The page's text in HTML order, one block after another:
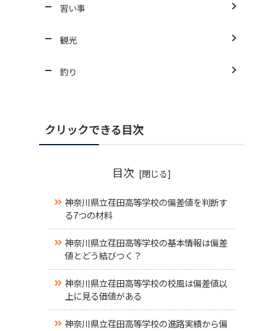
習い事
観光
釣り
クリックできる目次
目次
神奈川県立荏田高等学校の偏差値を判断す
る7つの材料
神奈川県立荏田高等学校の基本情報は偏差
値とどう結びつく？
神奈川県立荏田高等学校の校風は偏差値以
上に見る価値がある
神奈川県立荏田高等学校の進路実績から偏